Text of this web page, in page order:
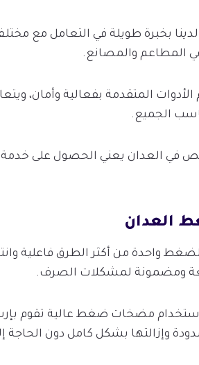
بخبرة طويلة في التعامل مع
المطاعم والمصانع.
المتقدمة بفعالية وأمان،
الجميع.
في العدان يعني الحصول على خدمة
العدان
واحدة من أكثر الطرق فاعلية
ومضمونة لمشكلات الصرف.
مضخات ضغط عالية تقوم
وإزالتها بشكل كامل دون الحاجة